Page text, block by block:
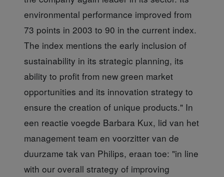
environmental performance improved from
73 points in 2003 to 90 in the current index.
The index mentions the early inclusion of
sustainability in its strategic planning, its
ability to profit from new green market
opportunities and its innovation strategy to
ensure the creation of unique products." In
een reactie voegde Barbara Kux, lid van het
management team en voorzitter van de
duurzame tak van Philips, eraan toe: "in line
with our overall strategy of improving